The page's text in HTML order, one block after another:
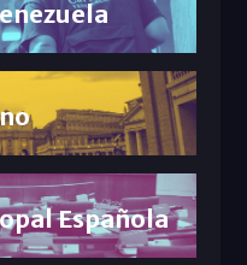
Española